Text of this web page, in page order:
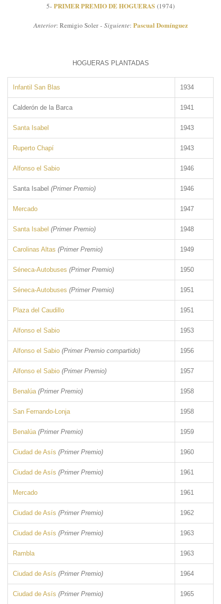
5- PRIMER PREMIO DE HOGUERAS (1974)
Anterior: Remigio Soler - Siguiente: Pascual Domínguez
HOGUERAS PLANTADAS
Infantil San Blas 1934
Calderón de la Barca 1941
Santa Isabel 1943
Ruperto Chapí 1943
Alfonso el Sabio 1946
Santa Isabel (Primer Premio) 1946
Mercado 1947
Santa Isabel (Primer Premio) 1948
Carolinas Altas (Primer Premio) 1949
Séneca-Autobuses (Primer Premio) 1950
Séneca-Autobuses (Primer Premio) 1951
Plaza del Caudillo 1951
Alfonso el Sabio 1953
Alfonso el Sabio (Primer Premio compartido) 1956
Alfonso el Sabio (Primer Premio) 1957
Benalúa (Primer Premio) 1958
San Fernando-Lonja 1958
Benalúa (Primer Premio) 1959
Ciudad de Asís (Primer Premio) 1960
Ciudad de Asís (Primer Premio) 1961
Mercado 1961
Ciudad de Asís (Primer Premio) 1962
Ciudad de Asís (Primer Premio) 1963
Rambla 1963
Ciudad de Asís (Primer Premio) 1964
Ciudad de Asís (Primer Premio) 1965